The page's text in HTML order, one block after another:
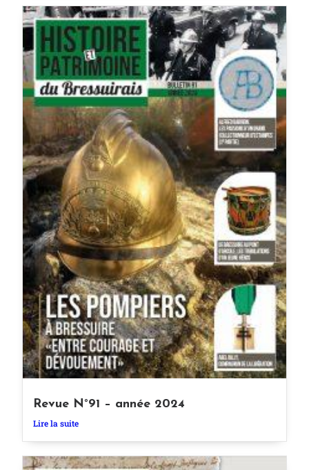
Revue N°91 – année 2024
Lire la suite